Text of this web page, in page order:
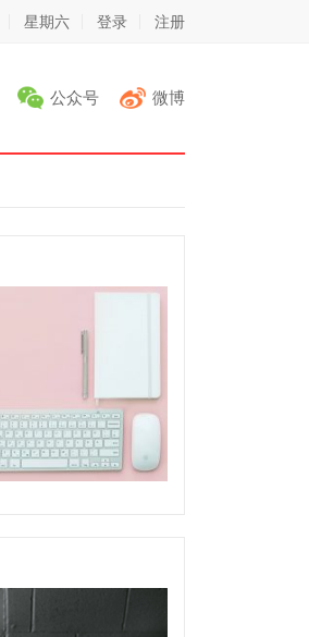
星期六 登录 注册
公众号 微博